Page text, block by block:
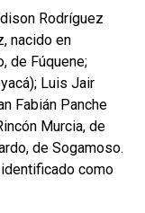
Rodríguez
nacido en
de Fúquene;
Luis Jair
Fabián Panche
Murcia, de
de Sogamoso.
como